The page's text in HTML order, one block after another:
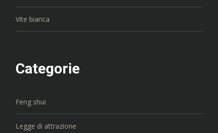
Vite bianca
Categorie
Feng shui
Legge di attrazione